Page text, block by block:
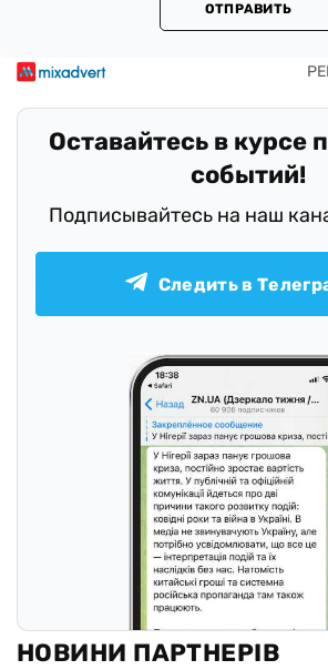
ОТПРАВИТЬ
Оставайтесь в курсе
событий!
Подписывайтесь на наш
Следить в